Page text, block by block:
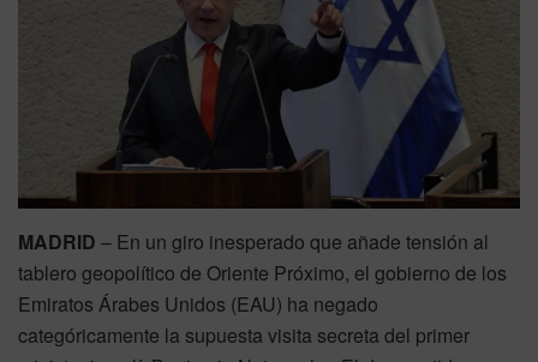
MADRID – En un giro inesperado que añade tensión al
tablero geopolítico de Oriente Próximo, el gobierno de los
Emiratos Árabes Unidos (EAU) ha negado
categóricamente la supuesta visita secreta del primer